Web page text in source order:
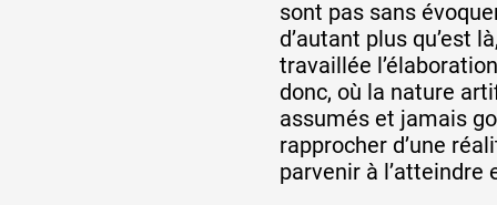
sont pas sans
d’autant plus qu’est
travaillée
donc, où la nature
assumés et jamais
rapprocher d’une
parvenir à l’atteindre